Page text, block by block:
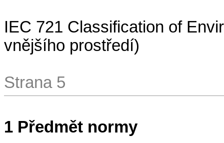
IEC 721 Classification of
vnějšího prostředí)
Strana 5
1 Předmět normy